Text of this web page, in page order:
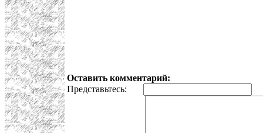
Оставить комментарий:
Представьтесь: